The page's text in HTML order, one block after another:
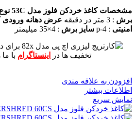
مشخصات کاغذ خردکن فلوز مدل 53C
برش : 3 متر در دقیقه عرض دهانه ورودی
امنیتی : p-4 سایز برش : 4×35 میلیمتر
برای
تخفیف ها در
اینستاگرام با
افزودن به علاقه مندی
اطلاعات بیشتر
نمایش سریع